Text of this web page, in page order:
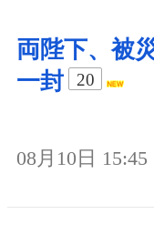
両陛下、被
一封
20
08月10日 15:45